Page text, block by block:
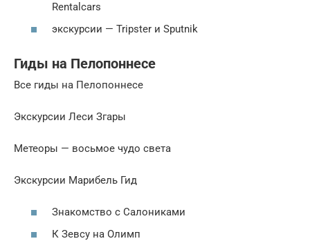
Rentalcars
экскурсии — Tripster и Sputnik
Гиды на Пелопоннесе
Все гиды на Пелопоннесе
Экскурсии Леси Згары
Метеоры — восьмое чудо света
Экскурсии Марибель Гид
Знакомство с Салониками
К Зевсу на Олимп